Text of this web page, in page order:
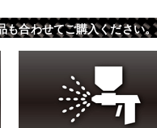
も合わせてご購入ください。